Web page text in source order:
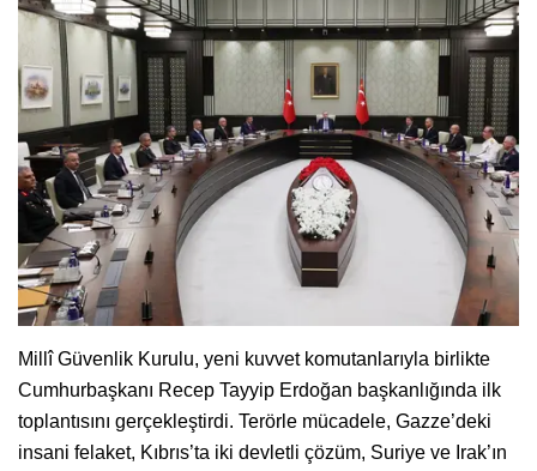
Millî Güvenlik Kurulu, yeni kuvvet komutanlarıyla birlikte
Cumhurbaşkanı Recep Tayyip Erdoğan başkanlığında ilk
toplantısını gerçekleştirdi. Terörle mücadele, Gazze’deki
insani felaket, Kıbrıs’ta iki devletli çözüm, Suriye ve Irak’ın